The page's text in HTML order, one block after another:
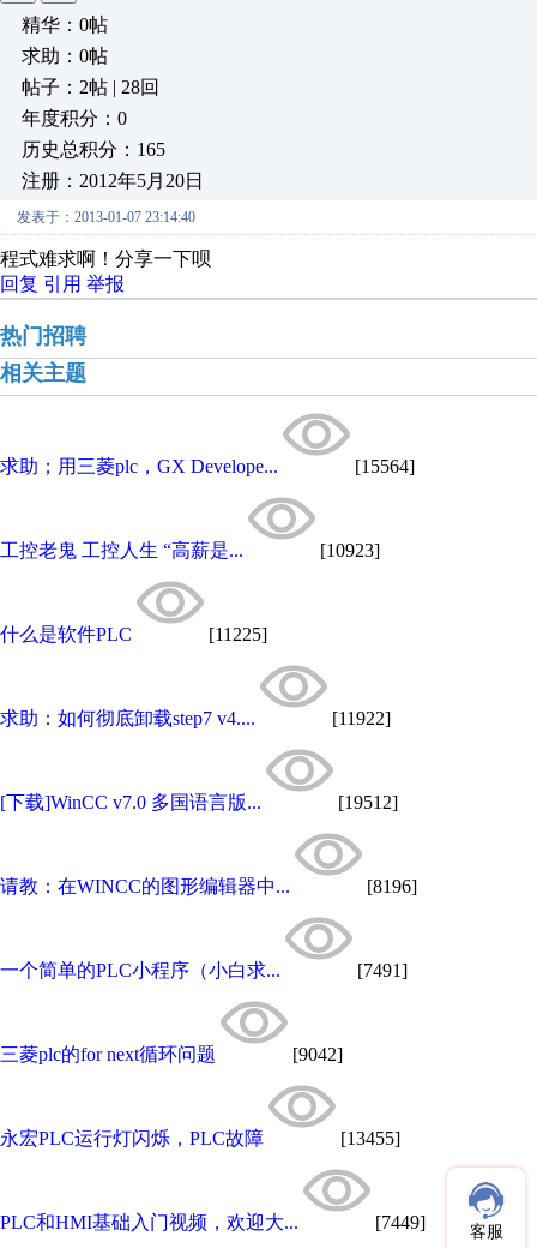
精华：0帖
求助：0帖
帖子：2帖 | 28回
年度积分：0
历史总积分：165
注册：2012年5月20日
发表于：2013-01-07 23:14:40
程式难求啊！分享一下呗
回复 引用 举报
热门招聘
相关主题
求助；用三菱plc，GX Develope... [15564]
工控老鬼 工控人生 “高薪是... [10923]
什么是软件PLC [11225]
求助：如何彻底卸载step7 v4.... [11922]
[下载]WinCC v7.0 多国语言版... [19512]
请教：在WINCC的图形编辑器中... [8196]
一个简单的PLC小程序（小白求... [7491]
三菱plc的for next循环问题 [9042]
永宏PLC运行灯闪烁，PLC故障 [13455]
PLC和HMI基础入门视频，欢迎大... [7449] 客服